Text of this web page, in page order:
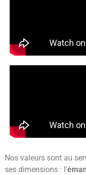
Nos valeurs sont au
ses dimensions : l’